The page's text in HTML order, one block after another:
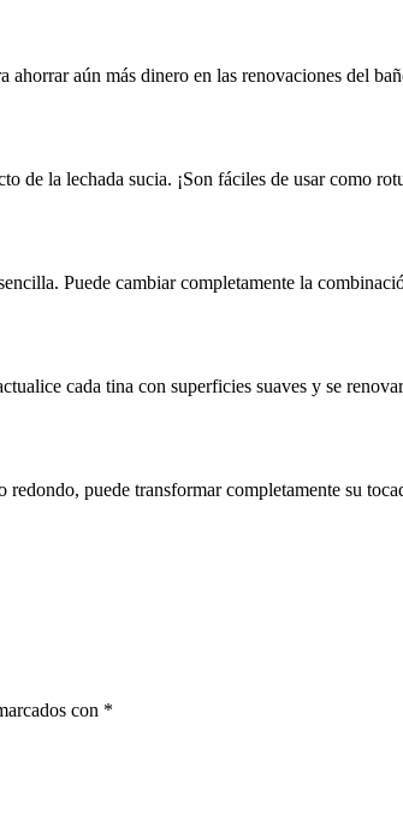
aún más dinero en las renovaciones del
de la lechada sucia. ¡Son fáciles de usar como
Puede cambiar completamente la
cada tina con superficies suaves y se
puede transformar completamente su
con *